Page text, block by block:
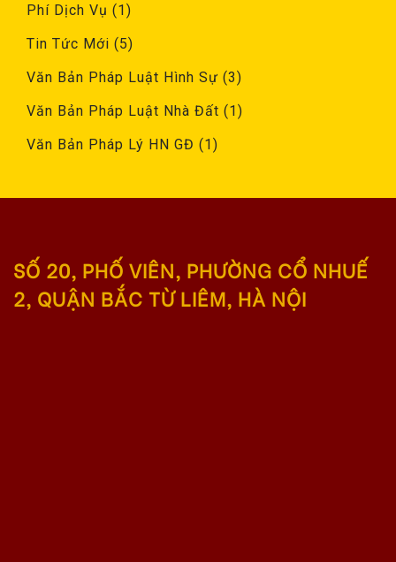
Phí Dịch Vụ (1)
Tin Tức Mới (5)
Văn Bản Pháp Luật Hình Sự (3)
Văn Bản Pháp Luật Nhà Đất (1)
Văn Bản Pháp Lý HN GĐ (1)
SỐ 20, PHỐ VIÊN, PHƯỜNG CỔ NHUẾ
2, QUẬN BẮC TỪ LIÊM, HÀ NỘI